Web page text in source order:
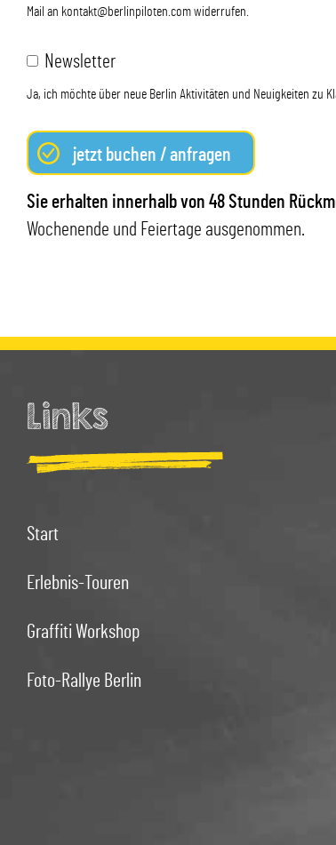
Mail an kontakt@berlinpiloten.com widerrufen.
Newsletter
Ja, ich möchte über neue Berlin Aktivitäten und Neuigkeiten zu
jetzt buchen / anfragen
Sie erhalten innerhalb von 48 Stunden
Wochenende und Feiertage ausgenommen.
Links
Start
Erlebnis-Touren
Graffiti Workshop
Foto-Rallye Berlin